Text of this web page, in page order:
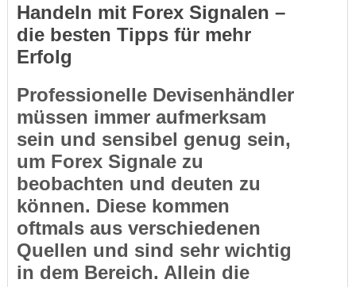
Handeln mit Forex Signalen –
die besten Tipps für mehr
Erfolg
Professionelle Devisenhändler
müssen immer aufmerksam
sein und sensibel genug sein,
um Forex Signale zu
beobachten und deuten zu
können. Diese kommen
oftmals aus verschiedenen
Quellen und sind sehr wichtig
in dem Bereich. Allein die